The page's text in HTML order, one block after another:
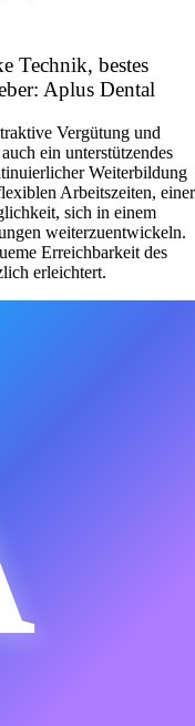
Technik, bestes
Aplus Dental
Vergütung und
ein unterstützendes
Weiterbildung
Arbeitszeiten, einer
sich in einem
weiterzuentwickeln.
Erreichbarkeit des
erleichtert.